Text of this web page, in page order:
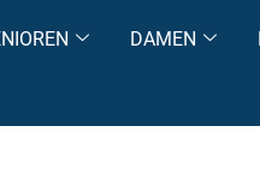
DAMEN